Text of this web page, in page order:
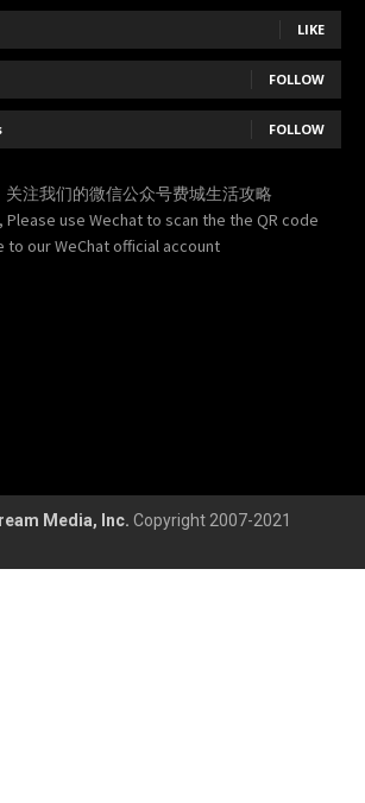
LIKE
FOLLOW
FOLLOW
注我们的微信公众号费城生活攻略
Please use Wechat to scan the the QR code
our WeChat official account
Media, Inc. Copyright 2007-2021